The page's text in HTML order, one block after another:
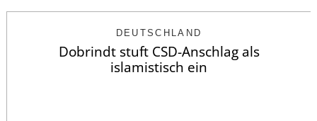
DEUTSCHLAND
Dobrindt stuft CSD-Anschlag als
islamistisch ein